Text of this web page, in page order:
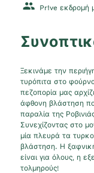
Prive εκδρομή
Ξεκινάμε την
τυρόπιτα στο
πεζοπορία μας
άφθονη βλάστηση
παραλία της
Συνεχίζοντας στο
μία πλευρά τα
βλάστηση. Η
είναι για όλους, η
τολμηρούς!